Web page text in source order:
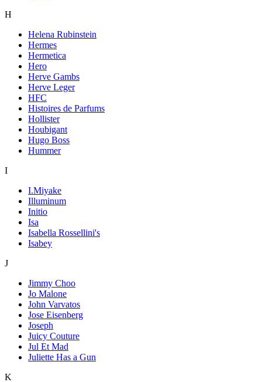
H
Helena Rubinstein
Hermes
Hermetica
Hero
Herve Gambs
Herve Leger
HFC
Histoires de Parfums
Hollister
Houbigant
Hugo Boss
Hummer
I
I.Miyake
Illuminum
Initio
Isa
Isabella Rossellini's
Isabey
J
Jimmy Choo
Jo Malone
John Varvatos
Jose Eisenberg
Joseph
Juicy Couture
Jul Et Mad
Juliette Has a Gun
K